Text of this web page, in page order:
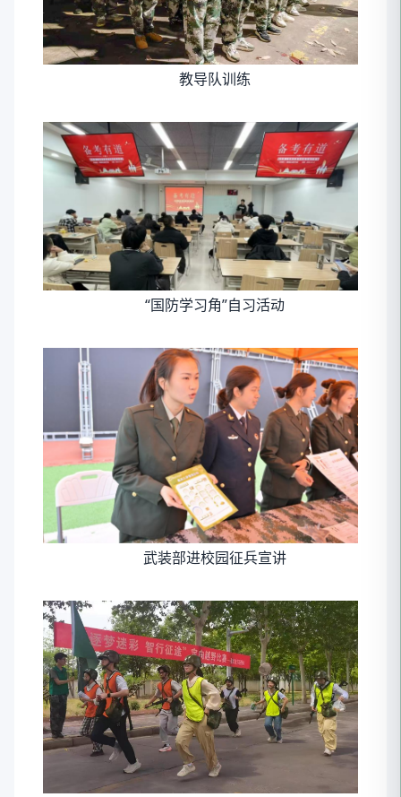
教导队训练
“国防学习角”自习活动
武装部进校园征兵宣讲